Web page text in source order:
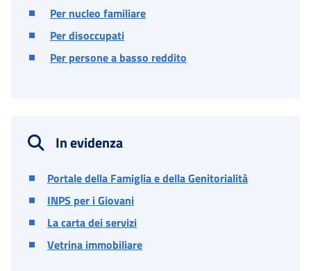
Per nucleo familiare
Per disoccupati
Per persone a basso reddito
In evidenza
Portale della Famiglia e della Genitorialità
INPS per i Giovani
La carta dei servizi
Vetrina immobiliare